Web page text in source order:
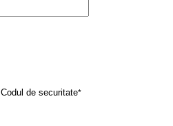
Codul de securitate*